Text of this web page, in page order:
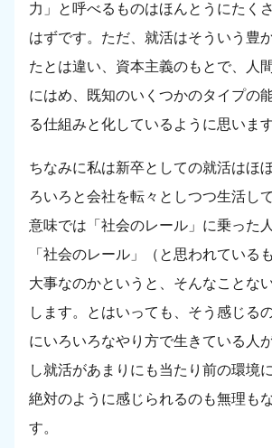
力」と呼べるものはほんとうにたく
はずです。ただ、就活はそういう豊
たとは違い、資本主義のもとで、人
にはめ、既知のいくつかのタイプの
る仕組みと化しているように思います
ちなみに私は新卒としての就活はほ
ろいろと会社を転々としつつ生活し
意味では「社会のレール」に乗った
「社会のレール」（と思われている
大事なのかというと、そんなことな
します。とはいっても、そう感じる
にいろいろなやり方で生きている人
し就活があまりにも当たり前の環境
絶対のように感じられるのも無理も
す。